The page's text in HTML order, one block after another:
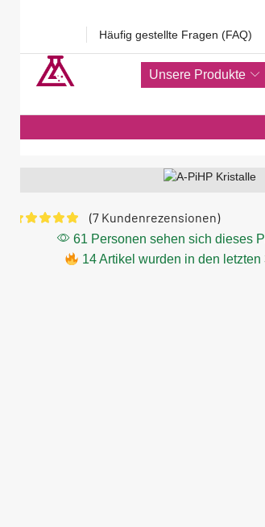
Häufig gestellte Fragen (FAQ)
Unsere Produkte
(7 Kundenrezensionen)
61 Personen sehen sich dieses
14 Artikel wurden in den letzten